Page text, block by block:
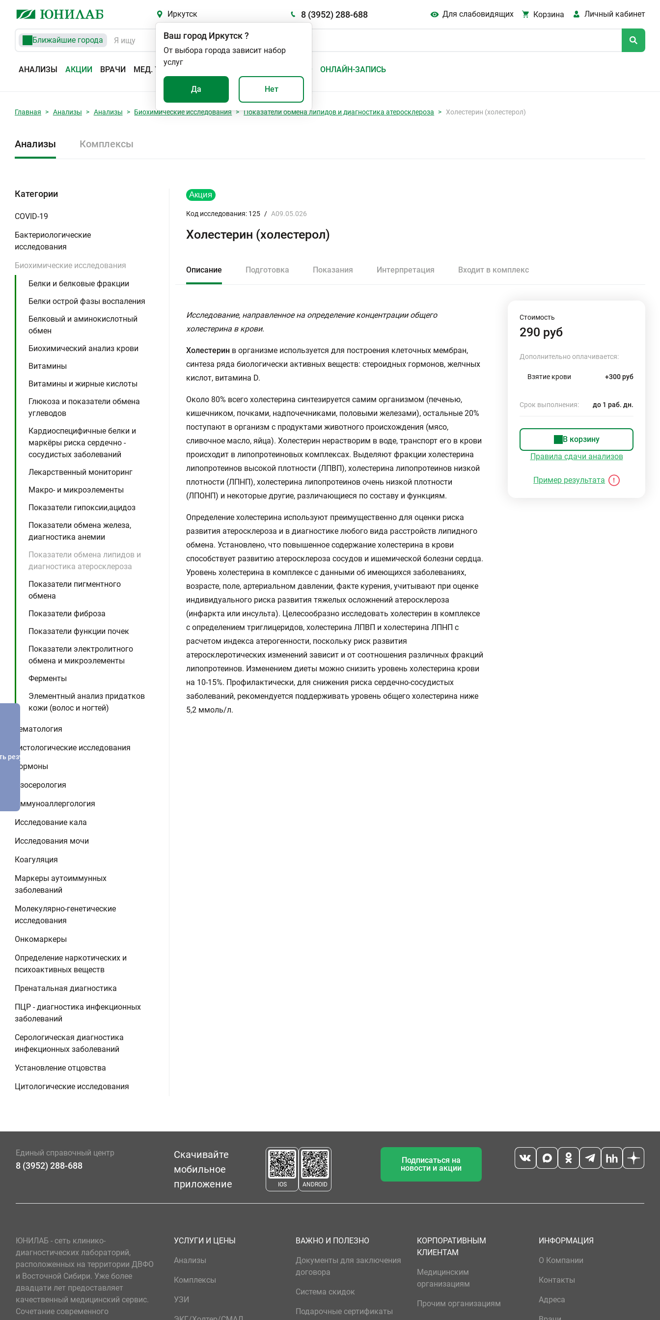
Иркутск 8 (3952) 288-688 Для слабовидящих Корзина Личный кабинет
Ближайшие города
АНАЛИЗЫ АКЦИИ ВРАЧИ МЕД. УСЛУГИ ОНЛАЙН-ЗАПИСЬ
Ваш город Иркутск?
От выбора города зависит набор
услуг
Да Нет
Главная Анализы Анализы Биохимические исследования Показатели обмена липидов и диагностика атеросклероза Холестерин (холестерол)
Анализы Комплексы
Категории
COVID-19
Бактериологические
исследования
Биохимические исследования
Белки и белковые фракции
Белки острой фазы воспаления
Белковый и аминокислотный
обмен
Биохимический анализ крови
Витамины
Витамины и жирные кислоты
Глюкоза и показатели обмена
углеводов
Кардиоспецифичные белки и
маркёры риска сердечно -
сосудистых заболеваний
Лекарственный мониторинг
Макро- и микроэлементы
Показатели гипоксии,ацидоз
Показатели обмена железа,
диагностика анемии
Показатели обмена липидов и
диагностика атеросклероза
Показатели пигментного
обмена
Показатели фиброза
Показатели функции почек
Показатели электролитного
обмена и микроэлементы
Ферменты
Элементный анализ придатков
кожи (волос и ногтей)
Гематология
Гистологические исследования
Гормоны
Изосерология
Иммуноаллергология
Исследование кала
Исследования мочи
Коагуляция
Маркеры аутоиммунных
заболеваний
Молекулярно-генетические
исследования
Онкомаркеры
Определение наркотических и
психоактивных веществ
Пренатальная диагностика
ПЦР - диагностика инфекционных
заболеваний
Серологическая диагностика
инфекционных заболеваний
Установление отцовства
Цитологические исследования
Код исследования: 125 / A09.05.026
Холестерин (холестерол)
Описание Подготовка Показания Интерпретация Входит в комплекс
Исследование, направленное на определение концентрации общего
холестерина в крови.
Холестерин в организме используется для построения клеточных мембран,
синтеза ряда биологически активных веществ: стероидных гормонов, желчных
кислот, витамина D.
Около 80% всего холестерина синтезируется самим организмом (печенью,
кишечником, почками, надпочечниками, половыми железами), остальные 20%
поступают в организм с продуктами животного происхождения (мясо,
сливочное масло, яйца). Холестерин нерастворим в воде, транспорт его в крови
происходит в липопротеиновых комплексах. Выделяют фракции холестерина
липопротеинов высокой плотности (ЛПВП), холестерина липопротеинов низкой
плотности (ЛПНП), холестерина липопротеинов очень низкой плотности
(ЛПОНП) и некоторые другие, различающиеся по составу и функциям.
Определение холестерина используют преимущественно для оценки риска
развития атеросклероза и в диагностике любого вида расстройств липидного
обмена. Установлено, что повышенное содержание холестерина в крови
способствует развитию атеросклероза сосудов и ишемической болезни сердца.
Уровень холестерина в комплексе с данными об имеющихся заболеваниях,
возрасте, поле, артериальном давлении, факте курения, учитывают при оценке
индивидуального риска развития тяжелых осложнений атеросклероза
(инфаркта или инсульта). Целесообразно исследовать холестерин в комплексе
с определением триглицеридов, холестерина ЛПВП и холестерина ЛПНП с
расчетом индекса атерогенности, поскольку риск развития
атеросклеротических изменений зависит и от соотношения различных фракций
липопротеинов. Изменением диеты можно снизить уровень холестерина крови
на 10-15%. Профилактически, для снижения риска сердечно-сосудистых
заболеваний, рекомендуется поддерживать уровень общего холестерина ниже
5,2 ммоль/л.
Стоимость
290 руб
Дополнительно оплачивается:
Взятие крови +300 руб
Срок выполнения: до 1 раб. дн.
В корзину
Правила сдачи анализов
Пример результата
результатов
Единый справочный центр
8 (3952) 288-688
Скачивайте
мобильное
приложение
IOS ANDROID
Подписаться на
новости и акции
ЮНИЛАБ - сеть клинико-
диагностических лабораторий,
расположенных на территории ДВФО
и Восточной Сибири. Уже более
двадцати лет предоставляет
качественный медицинский сервис.
Сочетание современного
УСЛУГИ И ЦЕНЫ
Анализы
Комплексы
УЗИ
ВАЖНО И ПОЛЕЗНО
Документы для заключения
договора
Система скидок
Подарочные сертификаты
КОРПОРАТИВНЫМ
КЛИЕНТАМ
Медицинским
организациям
Прочим организациям
ИНФОРМАЦИЯ
О Компании
Контакты
Адреса